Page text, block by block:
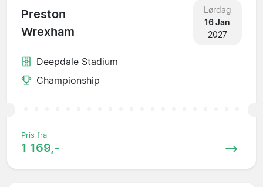
Preston
Wrexham
Lørdag
16 Jan
2027
Deepdale Stadium
Championship
Pris fra
1 169,-